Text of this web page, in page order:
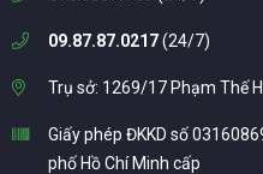
09.87.87.0217(24/7)
Trụ sở: 1269/17 Phạm Thế
Giấy phép ĐKKD số
phố Hồ Chí Minh cấp